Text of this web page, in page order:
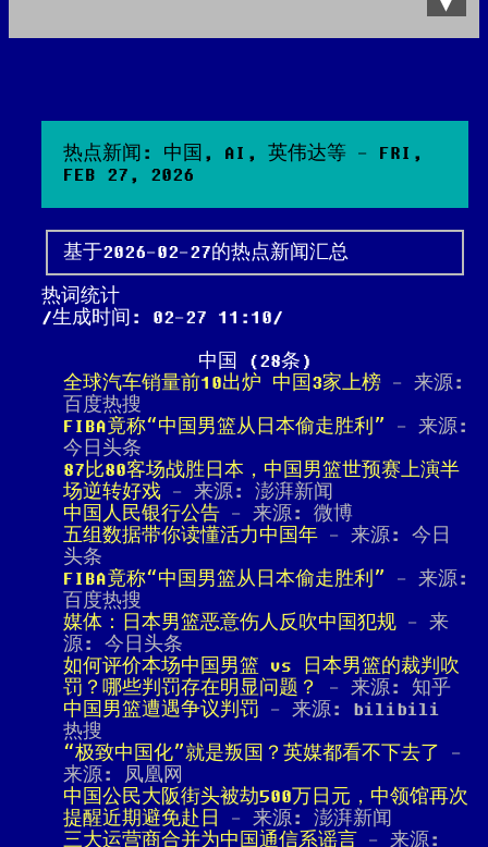
热点新闻: 中国, AI, 英伟达等 - FRI,
FEB 27, 2026
基于2026-02-27的热点新闻汇总
热词统计
生成时间: 02-27 11:10
中国 (28条)
全球汽车销量前10出炉 中国3家上榜 - 来源:
百度热搜
FIBA竟称“中国男篮从日本偷走胜利” - 来源:
今日头条
87比80客场战胜日本，中国男篮世预赛上演半
场逆转好戏 - 来源: 澎湃新闻
中国人民银行公告 - 来源: 微博
五组数据带你读懂活力中国年 - 来源: 今日
头条
FIBA竟称“中国男篮从日本偷走胜利” - 来源:
百度热搜
媒体：日本男篮恶意伤人反吹中国犯规 - 来
源: 今日头条
如何评价本场中国男篮 vs 日本男篮的裁判吹
罚？哪些判罚存在明显问题？
- 来源: 知乎
中国男篮遭遇争议判罚 - 来源: bilibili
热搜
“极致中国化”就是叛国？英媒都看不下去了
-
来源: 凤凰网
中国公民大阪街头被劫500万日元，中领馆再次
提醒近期避免赴日
- 来源: 澎湃新闻
三大运营商合并为中国通信系谣言 - 来源: